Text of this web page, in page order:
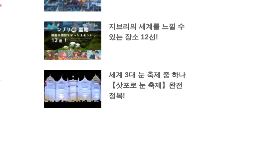
지브리의 세계를 느낄 수
있는 장소 12선!
세계 3대 눈 축제 중 하나
【삿포로 눈 축제】완전
정복!